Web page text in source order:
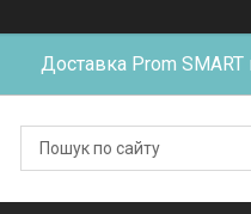
Доставка Prom